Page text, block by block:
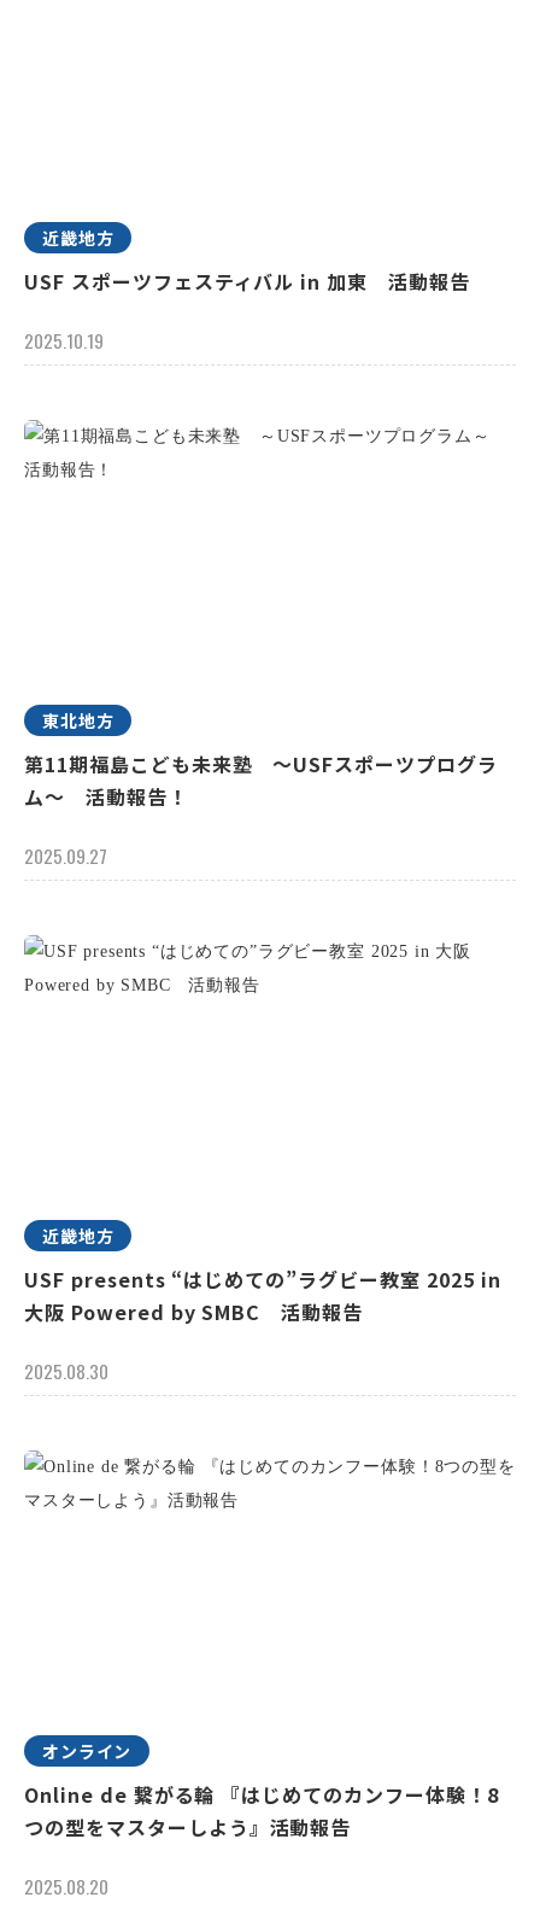
近畿地方
USF スポーツフェスティバル in 加東 活動報告
2025.10.19
東北地方
第11期福島こども未来塾 ～USFスポーツプログラ
ム～ 活動報告！
2025.09.27
近畿地方
USF presents “はじめての”ラグビー教室 2025 in
大阪 Powered by SMBC 活動報告
2025.08.30
オンライン
Online de 繋がる輪 『はじめてのカンフー体験！8
つの型をマスターしよう』活動報告
2025.08.20